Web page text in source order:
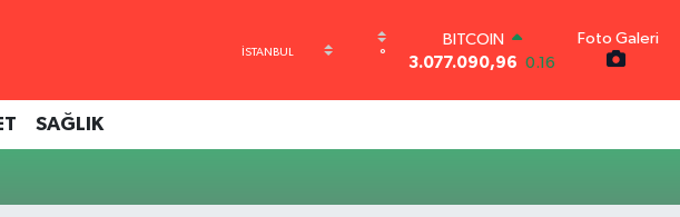
°
BITCOIN
3.077.090,96 0.16
64,2398 0.2
Foto Galeri
SAĞLIK